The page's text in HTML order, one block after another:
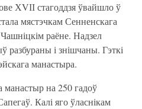
ХVІІ стагоддзя ўвайшло ў
мястэчкам Сенненскага
раёне. Надзел
разбураны і знішчаны. Гэткі
манастыра.
манастыр на 250 гадоў
Калі яго ўласнікам